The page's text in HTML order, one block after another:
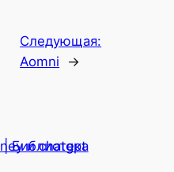
Следующая:
Aomni
→